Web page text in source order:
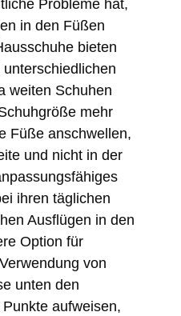
Probleme hat,
in den Füßen
bieten
weiten Schuhen
mehr
Füße anschwellen,
und nicht in der
ihren täglichen
Ausflügen in den
Option für
von
unten den
aufweisen,